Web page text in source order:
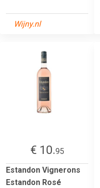
Wijny.nl
€ 10.95
Estandon Vignerons
Estandon Rosé